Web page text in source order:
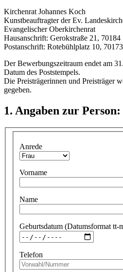
Kirchenrat Johannes Koch
Kunstbeauftragter der Ev.
Evangelischer Oberkirchenrat
Hausanschrift: Gerokstraße 21, 70184
Postanschrift: Rotebühlplatz 10,
Der Bewerbungszeitraum endet am
Datum des Poststempels.
Die Preisträgerinnen und Preisträger
gegeben.
1. Angaben zur Person:
Anrede
Vorname
Name
Geburtsdatum (Datumsformat tt-
Telefon